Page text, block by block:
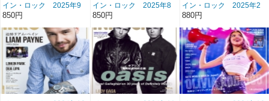
イン・ロック 2025年9
月号 雑誌/BN-501
850円
イン・ロック 2025年8
月号 雑誌/BN-500
850円
イン・ロック 2025年2
月号 雑誌/BN-494
880円